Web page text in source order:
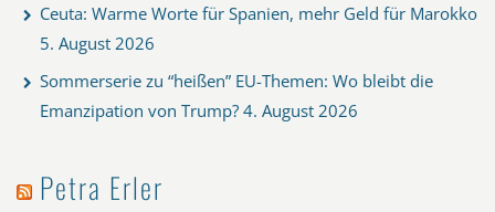
Ceuta: Warme Worte für Spanien, mehr Geld für Marokko
5. August 2026
Sommerserie zu “heißen” EU-Themen: Wo bleibt die
Emanzipation von Trump? 4. August 2026
Petra Erler